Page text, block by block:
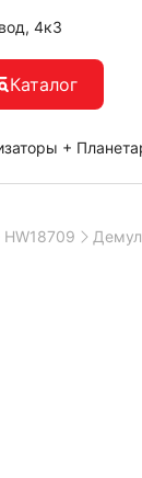
4к3
Каталог
+
HW18709